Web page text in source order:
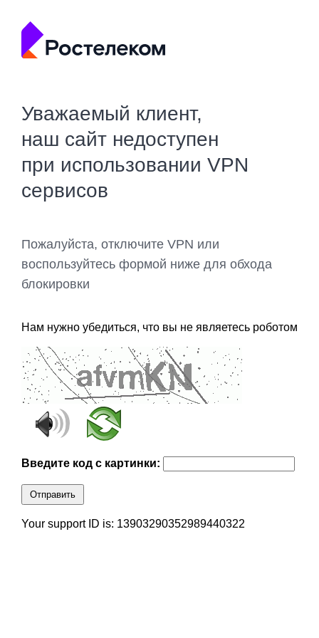
Уважаемый клиент,
наш сайт недоступен
при использовании VPN
сервисов
Пожалуйста, отключите VPN или
воспользуйтесь формой ниже для обхода
блокировки
Нам нужно убедиться, что вы не являетесь роботом
Введите код с картинки:
Отправить
Your support ID is: 13903290352989440322